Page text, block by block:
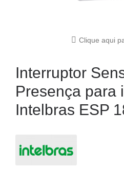
Clique aqui
Interruptor
Presença para
Intelbras ESP